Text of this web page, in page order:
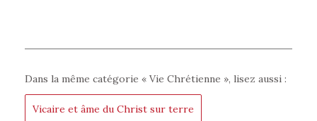
Dans la même catégorie « Vie Chrétienne », lisez aussi :
Vicaire et âme du Christ sur terre